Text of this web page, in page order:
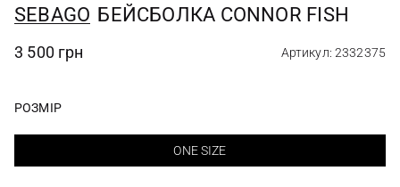
SEBAGO БЕЙСБОЛКА CONNOR FISH
3 500 грн Артикул: 2332375
РОЗМІР
ONE SIZE